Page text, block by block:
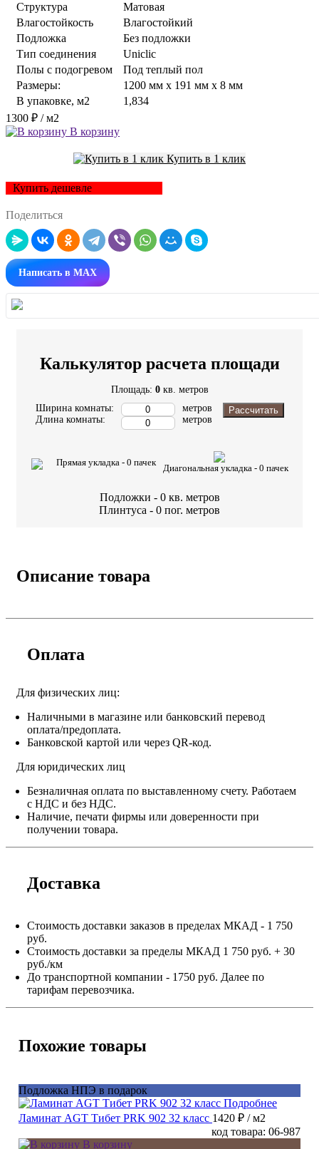
Структура
Матовая
Влагостойкость
Влагостойкий
Подложка
Без подложки
Тип соединения
Uniclic
Полы с подогревом
Под теплый пол
Размеры:
1200 мм x 191 мм x 8 мм
В упаковке, м2
1,834
1300 ₽ / м2
В корзину
Купить в 1 клик
Купить дешевле
Поделиться
Написать в MAX
Калькулятор расчета площади
Площадь: 0 кв. метров
Ширина комнаты:
Длина комнаты:
метров
метров
Рассчитать
Прямая укладка - 0 пачек
Диагональная укладка - 0 пачек
Подложки - 0 кв. метров
Плинтуса - 0 пог. метров
Описание товара
Оплата
Для физических лиц:
Наличными в магазине или банковский перевод
оплата/предоплата.
Банковской картой или через QR-код.
Для юридических лиц
Безналичная оплата по выставленному счету. Работаем
с НДС и без НДС.
Наличие, печати фирмы или доверенности при
получении товара.
Доставка
Стоимость доставки заказов в пределах МКАД - 1 750
руб.
Стоимость доставки за пределы МКАД 1 750 руб. + 30
руб./км
До транспортной компании - 1750 руб. Далее по
тарифам перевозчика.
Похожие товары
Подложка НПЭ в подарок
Подробнее
Ламинат AGT Тибет PRK 902 32 класс 1420 ₽ / м2
код товара: 06-987
В корзину